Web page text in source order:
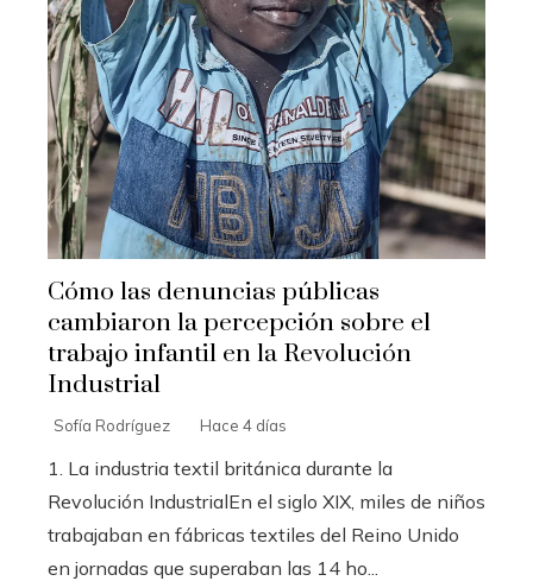
Cómo las denuncias públicas
cambiaron la percepción sobre el
trabajo infantil en la Revolución
Industrial
Sofía Rodríguez Hace 4 días
1. La industria textil británica durante la
Revolución IndustrialEn el siglo XIX, miles de niños
trabajaban en fábricas textiles del Reino Unido
en jornadas que superaban las 14 ho...